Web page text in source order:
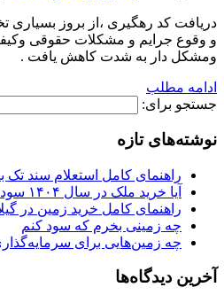
دریافت کد رهگیری ،از بروز بسیاری
و وقوع جرایم و مشکلات حقوقی
ومشکل دار به شدت کاهش یافت .
ادامه مطلب
جستجو برای:
نوشته‌های تازه
راهنمای کامل استعلام سند تک
آیا خرید ملک در سال ۱۴۰۴ سود آور است؟
راهنمای کامل خرید زمین در
چه زمینی بخرم که سود کنم
چه زمین‌هایی برای
آخرین دیدگاه‌ها